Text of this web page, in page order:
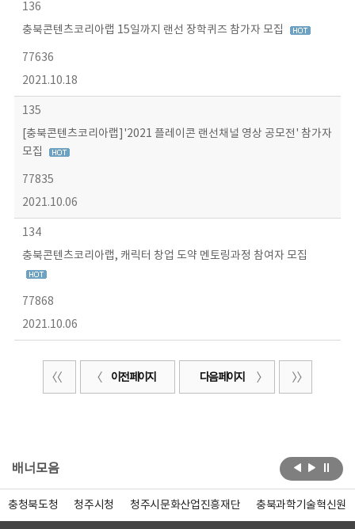
136
충북콘텐츠코리아랩 15일까지 랜선 장학퀴즈 참가자 모집
77636
2021.10.18
135
[충북콘텐츠코리아랩]'2021 플레이콘 랜선채널 영상 공모전' 참가자
모집
77835
2021.10.06
134
충북콘텐츠코리아랩, 캐릭터 창업 도약 멘토링과정 참여자 모집
77868
2021.10.06
이전 페이지 다음 페이지
배너모음
충청북도청 청주시청 청주시문화산업진흥재단 충북과학기술혁신원